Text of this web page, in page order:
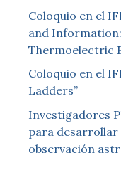
Coloquio en el
and Information:
Thermoelectric
Coloquio en el
Ladders”
Investigadores
para
observación